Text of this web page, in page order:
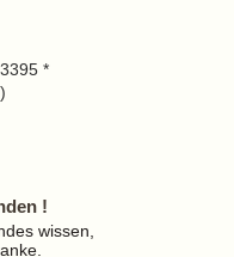
*
!
wissen,